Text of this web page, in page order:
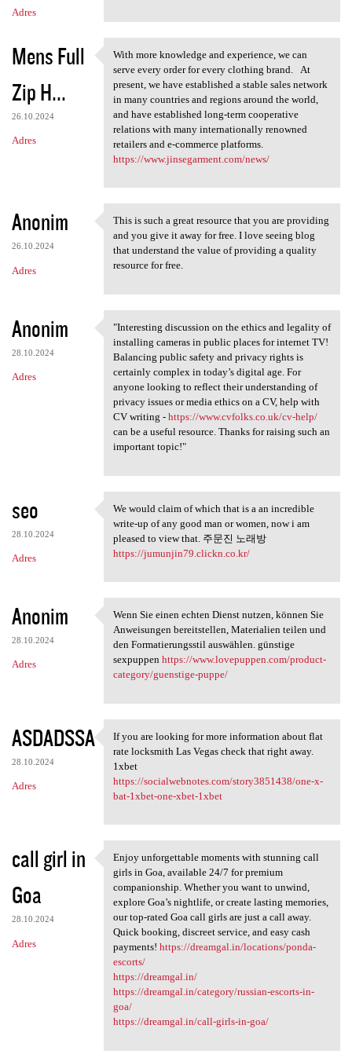
Adres
Mens Full
Zip H...
26.10.2024
Adres
With more knowledge and
With more knowledge and experience, we can
serve every order for every clothing brand. At
present, we have established a stable sales network
in many countries and regions around the world,
and have established long-term cooperative
relations with many internationally renowned
retailers and e-commerce platforms.
https://www.jinsegarment.com/news/
Anonim
26.10.2024
Adres
This is such a great resource
This is such a great resource that you are providing
and you give it away for free. I love seeing blog
that understand the value of providing a quality
resource for free.
Anonim
28.10.2024
Adres
"Interesting discussion on
"Interesting discussion on the ethics and legality of
installing cameras in public places for internet TV!
Balancing public safety and privacy rights is
certainly complex in today’s digital age. For
anyone looking to reflect their understanding of
privacy issues or media ethics on a CV, help with
CV writing - https://www.cvfolks.co.uk/cv-help/
can be a useful resource. Thanks for raising such an
important topic!"
seo
28.10.2024
Adres
We would claim of which that
We would claim of which that is a an incredible
write-up of any good man or women, now i am
pleased to view that. 주문진 노래방
https://jumunjin79.clickn.co.kr/
Anonim
28.10.2024
Adres
Wenn Sie einen echten Dienst
Wenn Sie einen echten Dienst nutzen, können Sie
Anweisungen bereitstellen, Materialien teilen und
den Formatierungsstil auswählen. günstige
sexpuppen https://www.lovepuppen.com/product-
category/guenstige-puppe/
ASDADSSA
28.10.2024
Adres
If you are looking for more
If you are looking for more information about flat
rate locksmith Las Vegas check that right away.
1xbet
https://socialwebnotes.com/story3851438/one-x-
bat-1xbet-one-xbet-1xbet
call girl in
Goa
28.10.2024
Adres
Enjoy unforgettable moments
Enjoy unforgettable moments with stunning call
girls in Goa, available 24/7 for premium
companionship. Whether you want to unwind,
explore Goa’s nightlife, or create lasting memories,
our top-rated Goa call girls are just a call away.
Quick booking, discreet service, and easy cash
payments! https://dreamgal.in/locations/ponda-
escorts/
https://dreamgal.in/
https://dreamgal.in/category/russian-escorts-in-
goa/
https://dreamgal.in/call-girls-in-goa/